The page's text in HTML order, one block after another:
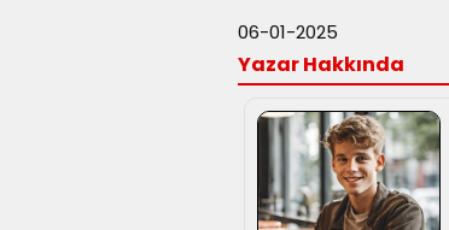
06-01-2025
Yazar Hakkında